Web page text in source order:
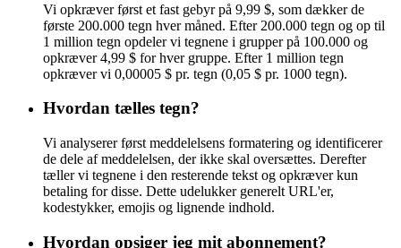
Vi opkræver først et fast gebyr på 9,99 $, som dækker de
første 200.000 tegn hver måned. Efter 200.000 tegn og op til
1 million tegn opdeler vi tegnene i grupper på 100.000 og
opkræver 4,99 $ for hver gruppe. Efter 1 million tegn
opkræver vi 0,00005 $ pr. tegn (0,05 $ pr. 1000 tegn).
Hvordan tælles tegn?
Vi analyserer først meddelelsens formatering og identificerer
de dele af meddelelsen, der ikke skal oversættes. Derefter
tæller vi tegnene i den resterende tekst og opkræver kun
betaling for disse. Dette udelukker generelt URL'er,
kodestykker, emojis og lignende indhold.
Hvordan opsiger jeg mit abonnement?